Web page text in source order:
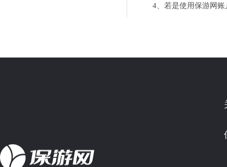
4、若是使用保游网